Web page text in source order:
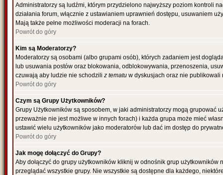
Administratorzy są ludźmi, którym przydzielono najwyższy poziom kontroli
działania forum, włącznie z ustawianiem uprawnień dostępu, usuwaniem
Mają także pełne możliwości moderacji na forach.
Powrót do góry
Kim są Moderatorzy?
Moderatorzy są osobami (albo grupami osób), których zadaniem jest
lub usuwania postów oraz blokowania, odblokowywania, przenoszenia,
czuwają aby ludzie nie schodzili z tematu w dyskusjach oraz nie publikowali
Powrót do góry
Czym są Grupy Użytkowników?
Grupy Użytkowników są sposobem, w jaki administratorzy mogą grupować
przeważnie nie jest możliwe w innych forach) i każda grupa może mieć
ustawić wielu użytkowników jako moderatorów lub dać im dostęp do
Powrót do góry
Jak mogę dołączyć do Grupy?
Aby dołączyć do grupy użytkowników kliknij w odnośnik grup
przeglądać wszystkie grupy. Nie wszystkie są dostępne dla każdego,